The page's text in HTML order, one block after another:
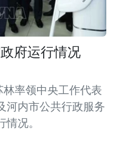
府运行情况
林率领中央工作代表
河内市公共行政服务
况。